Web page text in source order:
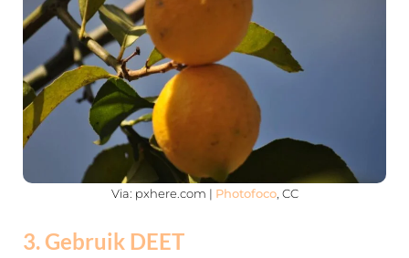
Via: pxhere.com | Photofoco, CC
3. Gebruik DEET